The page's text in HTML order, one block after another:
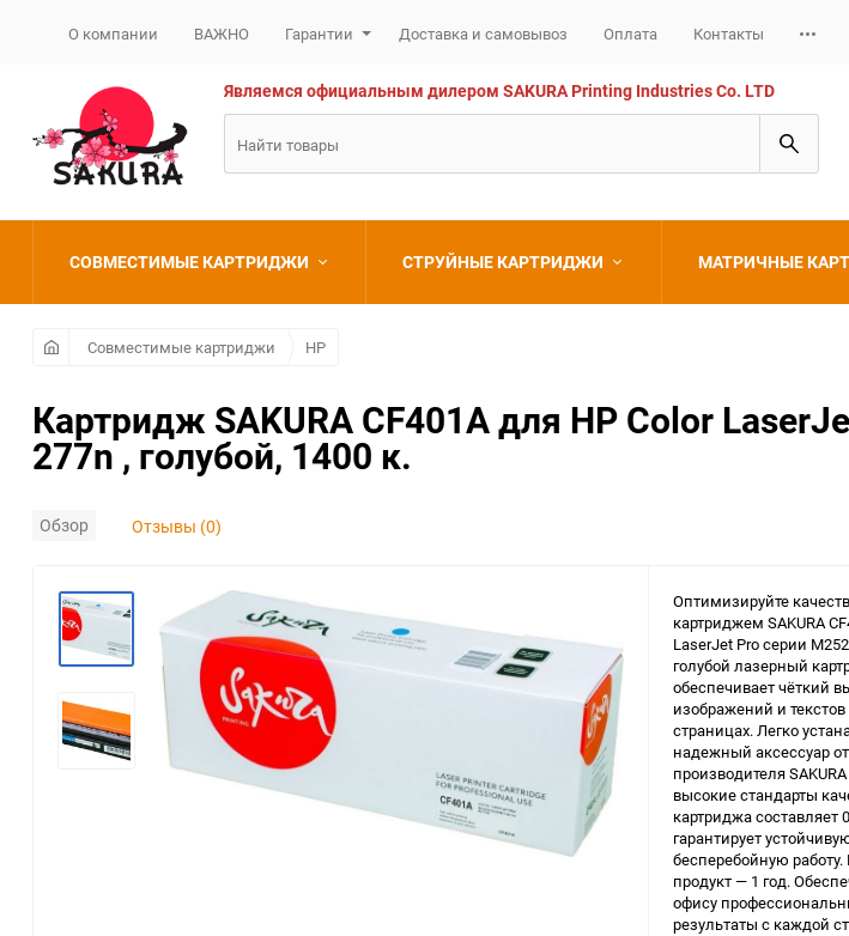
О компании ВАЖНО Гарантии Доставка и самовывоз Оплата Контакты
Являемся официальным дилером SAKURA Printing Industries Co. LTD
Brother
Epson
HP
Kyocera Mita
Lexmark
OKI
СОВМЕСТИМЫЕ КАРТРИДЖИ
Canon
Epson
СТРУЙНЫЕ КАРТРИДЖИ МАТРИЧНЫЕ
Совместимые картриджи HP
Картридж SAKURA CF401A для HP Color
277n , голубой, 1400 к.
Обзор Отзывы (0)
Оптимизируйте
картриджем SAKURA
LaserJet Pro серии
голубой лазерный
обеспечивает чёткий
изображений и
страницах. Легко
надежный аксессуар
производителя
высокие стандарты
картриджа составляет
гарантирует
бесперебойную работу.
продукт — 1 год.
офису
результаты с каждой